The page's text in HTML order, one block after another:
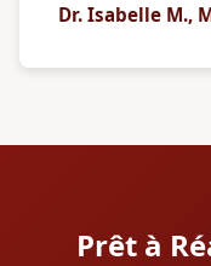
Dr. Isabelle M.,
Prêt à